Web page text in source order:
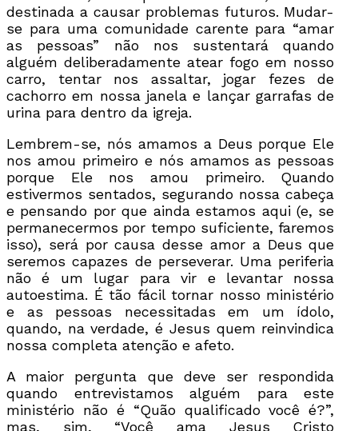
destinada a causar problemas futuros. Mudar-
se para uma comunidade carente para “amar
as pessoas” não nos sustentará quando
alguém deliberadamente atear fogo em nosso
carro, tentar nos assaltar, jogar fezes de
cachorro em nossa janela e lançar garrafas de
urina para dentro da igreja.
Lembrem-se, nós amamos a Deus porque Ele
nos amou primeiro e nós amamos as pessoas
porque Ele nos amou primeiro. Quando
estivermos sentados, segurando nossa cabeça
e pensando por que ainda estamos aqui (e, se
permanecermos por tempo suficiente, faremos
isso), será por causa desse amor a Deus que
seremos capazes de perseverar. Uma periferia
não é um lugar para vir e levantar nossa
autoestima. É tão fácil tornar nosso ministério
e as pessoas necessitadas em um ídolo,
quando, na verdade, é Jesus quem reinvindica
nossa completa atenção e afeto.
A maior pergunta que deve ser respondida
quando entrevistamos alguém para este
ministério não é “Quão qualificado você é?”,
mas, sim, “Você ama Jesus Cristo